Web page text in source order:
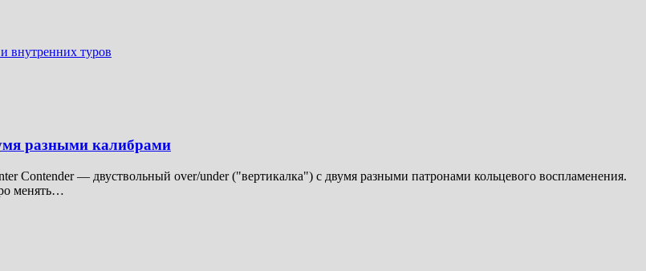
внутренних туров
разными калибрами
Contender — двуствольный over/under ("вертикалка") с двумя разными патронами кольцевого воспламенения.
менять…